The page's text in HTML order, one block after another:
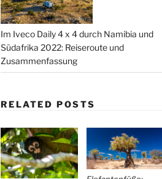
Im Iveco Daily 4 x 4 durch Namibia und
Südafrika 2022: Reiseroute und
Zusammenfassung
RELATED POSTS